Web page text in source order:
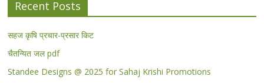
Recent Posts
सहज कृषि प्रचार-प्रसार किट
चैतन्यित जल pdf
Standee Designs @ 2025 for Sahaj Krishi Promotions